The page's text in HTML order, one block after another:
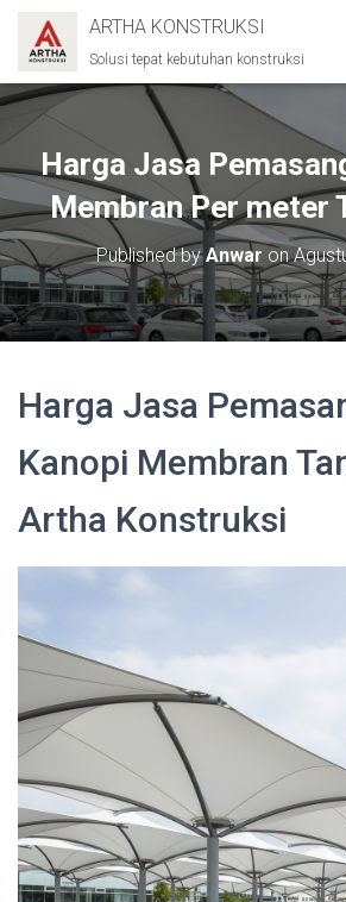
ARTHA KONSTRUKSI
Solusi tepat kebutuhan konstruksi
Harga Jasa
Membran Per meter
Published byAnwar on
Harga Jasa
Kanopi Membran
Artha Konstruksi